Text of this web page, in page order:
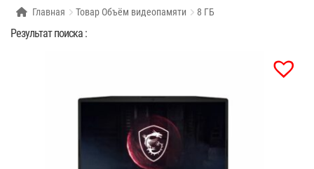
Главная Товар Объём видеопамяти 8 ГБ
Результат поиска :